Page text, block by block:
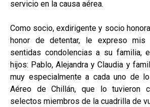
servicio en la causa aérea.
Como socio, exdirigente y socio
honor de detentar, le expreso mis
sentidas condolencias a su familia,
hijos: Pablo, Alejandra y Claudia y
muy especialmente a cada uno de
Aéreo de Chillán, que lo tuvieron
selectos miembros de la cuadrilla de